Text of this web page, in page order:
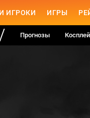
ИГРОКИ ИГРЫ
Прогнозы Косплей